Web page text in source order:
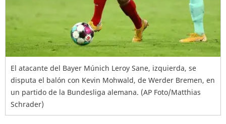
El atacante del Bayer Múnich Leroy Sane, izquierda, se
disputa el balón con Kevin Mohwald, de Werder Bremen, en
un partido de la Bundesliga alemana. (AP Foto/Matthias
Schrader)